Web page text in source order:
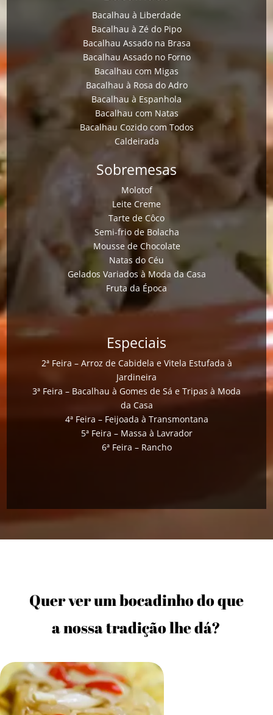
Bacalhau à Liberdade
Bacalhau à Zé do Pipo
Bacalhau Assado na Brasa
Bacalhau Assado no Forno
Bacalhau com Migas
Bacalhau à Rosa do Adro
Bacalhau à Espanhola
Bacalhau com Natas
Bacalhau Cozido com Todos
Caldeirada
Sobremesas
Molotof
Leite Creme
Tarte de Côco
Semi-frio de Bolacha
Mousse de Chocolate
Natas do Céu
Gelados Variados à Moda da Casa
Fruta da Época
Especiais
2ª Feira – Arroz de Cabidela e Vitela Estufada à
Jardineira
3ª Feira – Bacalhau à Gomes de Sá e Tripas à Moda
da Casa
4ª Feira – Feijoada à Transmontana
5ª Feira – Massa à Lavrador
6ª Feira – Rancho
Quer ver um bocadinho do que
a nossa tradição lhe dá?